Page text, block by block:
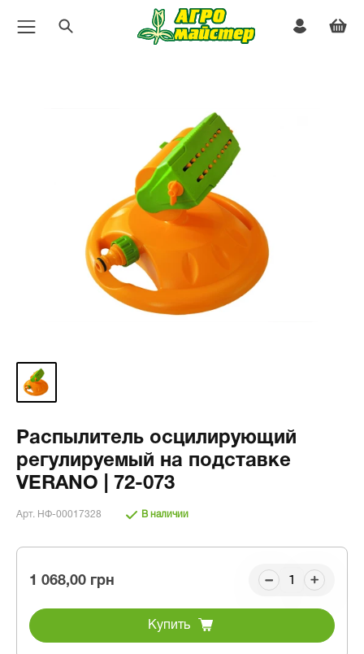
Распылитель осцилирующий
регулируемый на подставке
VERANO | 72-073
Арт. НФ-00017328 В наличии
1 068,00 грн
Купить